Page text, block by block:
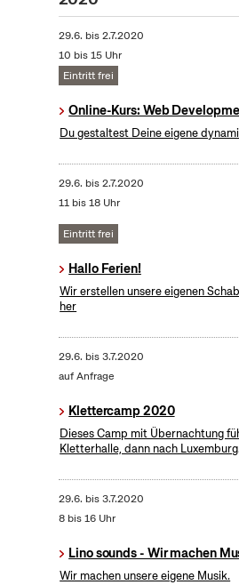
29.6. bis2.7.2020
10 bis 15 Uhr
Eintritt frei
Online-Kurs: Web
Du gestaltest Deine eigene
29.6. bis2.7.2020
11 bis 18 Uhr
Eintritt frei
Hallo Ferien!
Wir erstellen unsere eigenen
her
29.6. bis3.7.2020
auf Anfrage
Klettercamp 2020
Dieses Camp mit Übernachtung
Kletterhalle, dann nach
29.6. bis3.7.2020
8 bis 16 Uhr
Lino sounds - Wir machen
Wir machen unsere eigene Musik.